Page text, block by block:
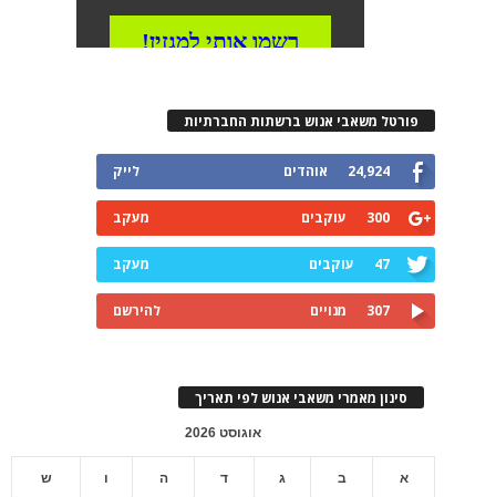
פורטל משאבי אנוש ברשתות החברתיות
24,924 אוהדים לייק
300 עוקבים מעקב
47 עוקבים מעקב
307 מנויים להירשם
סינון מאמרי משאבי אנוש לפי תאריך
אוגוסט 2026
א ב ג ד ה ו ש